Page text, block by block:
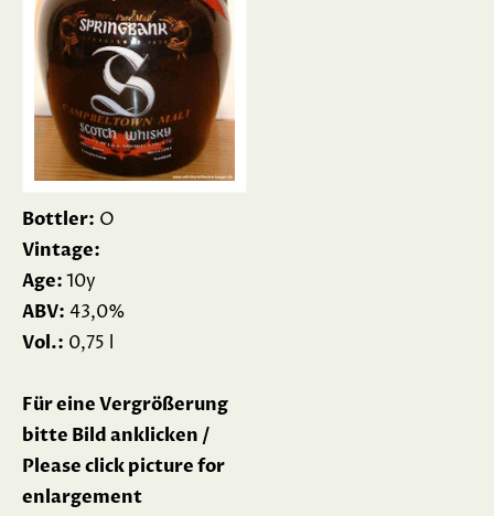
Bottler: O
Vintage:
Age:10y
ABV: 43,0%
Vol.: 0,75 l
Für eine Vergrößerung
bitte Bild anklicken /
Please click picture for
enlargement